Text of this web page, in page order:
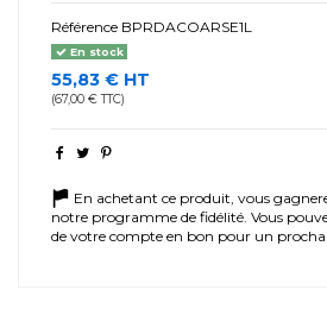
Référence BPRDACOARSE1L
En stock
55,83 € HT
(67,00 € TTC)
En achetant ce produit, vous
notre programme de fidélité. Vous
de votre compte en bon pour un